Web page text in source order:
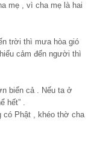
mẹ , vì cha mẹ là hai
trời thì mưa hòa gió
cảm đến người thì
biển cả . Nếu ta ở
hết” .
có Phật , khéo thờ cha